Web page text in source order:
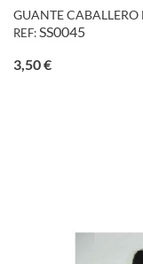
GUANTE CABALLERO
REF:SS0045
3,50 €Precio